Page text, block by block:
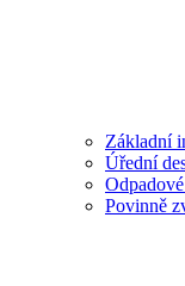
Základní
Úřední
Povinně